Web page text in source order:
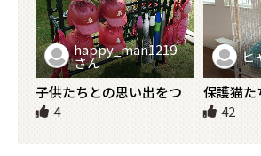
happy_man1219
さん
子供たちとの思い出をつ
くるために・・
4
ヒ
保護猫た
42